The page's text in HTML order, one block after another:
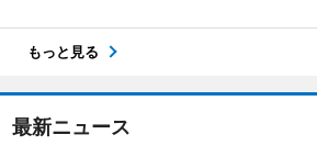
もっと見る
最新ニュース